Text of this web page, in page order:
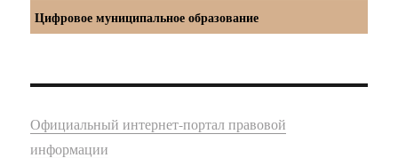
Цифровое муниципальное образование
Официальный интернет-портал правовой
информации